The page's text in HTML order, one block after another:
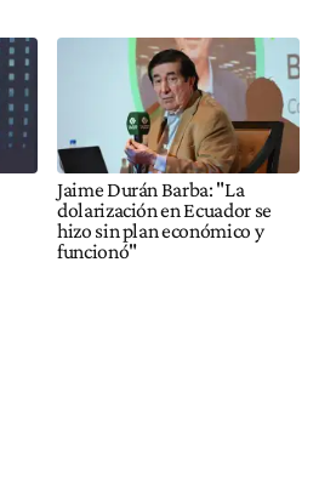
Jaime Durán Barba: "La
dolarización en Ecuador se
hizo sin plan económico y
funcionó"